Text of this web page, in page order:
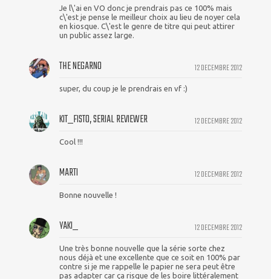
Je l\'ai en VO donc je prendrais pas ce 100% mais
c\'est je pense le meilleur choix au lieu de noyer cela
en kiosque. C\'est le genre de titre qui peut attirer
un public assez large.
12 DECEMBRE 2012
THE NEGARNO
super, du coup je le prendrais en vf :)
12 DECEMBRE 2012
KIT_FISTO, SERIAL REVIEWER
Cool !!!
12 DECEMBRE 2012
MARTI
Bonne nouvelle !
12 DECEMBRE 2012
YAKI_
Une très bonne nouvelle que la série sorte chez
nous déjà et une excellente que ce soit en 100% par
contre si je me rappelle le papier ne sera peut être
pas adapter car ça risque de les boire littéralement